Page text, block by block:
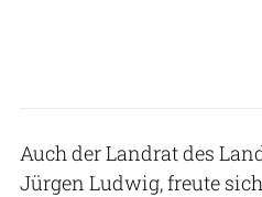
Auch der Landrat des
Jürgen Ludwig, freute